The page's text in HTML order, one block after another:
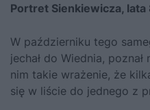
Portret Sienkiewicza, lata
W październiku tego
jechał do Wiednia, poznał
nim takie wrażenie, że
się w liście do jednego z